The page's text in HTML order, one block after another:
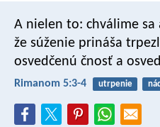
A nielen to: chválime sa
že súženie prináša
osvedčenú čnosť a
Rimanom 5:3-4 utrpenie